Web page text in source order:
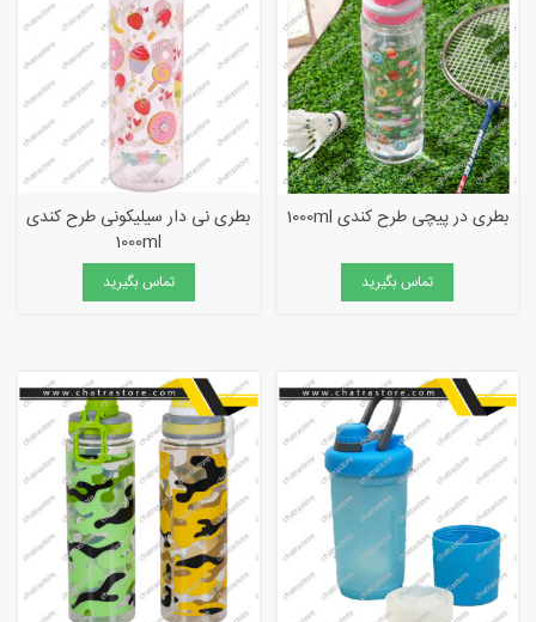
بطری در پیچی طرح کندی 1000ml
تماس بگیرید
بطری نی دار سیلیکونی طرح کندی
1000ml
تماس بگیرید